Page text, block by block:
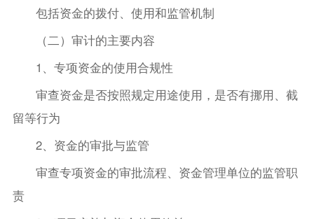
包括资金的拨付、使用和监管机制
（二）审计的主要内容
1、专项资金的使用合规性
审查资金是否按照规定用途使用，是否有挪用、截
留等行为
2、资金的审批与监管
审查专项资金的审批流程、资金管理单位的监管职
责